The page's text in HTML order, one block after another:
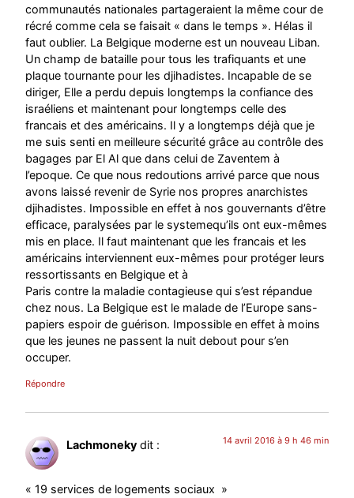
communautés nationales partageraient la même cour de
récré comme cela se faisait « dans le temps ». Hélas il
faut oublier. La Belgique moderne est un nouveau Liban.
Un champ de bataille pour tous les trafiquants et une
plaque tournante pour les djihadistes. Incapable de se
diriger, Elle a perdu depuis longtemps la confiance des
israéliens et maintenant pour longtemps celle des
francais et des américains. Il y a longtemps déjà que je
me suis senti en meilleure sécurité grâce au contrôle des
bagages par El Al que dans celui de Zaventem à
l’epoque. Ce que nous redoutions arrivé parce que nous
avons laissé revenir de Syrie nos propres anarchistes
djihadistes. Impossible en effet à nos gouvernants d’être
efficace, paralysées par le systemequ’ils ont eux-mêmes
mis en place. Il faut maintenant que les francais et les
américains interviennent eux-mêmes pour protéger leurs
ressortissants en Belgique et à
Paris contre la maladie contagieuse qui s’est répandue
chez nous. La Belgique est le malade de l’Europe sans-
papiers espoir de guérison. Impossible en effet à moins
que les jeunes ne passent la nuit debout pour s’en
occuper.
Répondre
Lachmoneky dit : 14 avril 2016 à 9 h 46 min
« 19 services de logements sociaux »